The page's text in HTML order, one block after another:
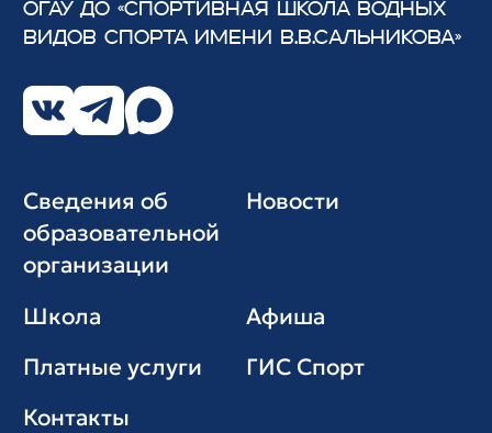
ОГАУ ДО «СПОРТИВНАЯ ШКОЛА ВОДНЫХ
ВИДОВ СПОРТА ИМЕНИ В.В.САЛЬНИКОВА»
Сведения об
образовательной
организации
Новости
Школа
Афиша
Платные услуги
ГИС Cпорт
Контакты